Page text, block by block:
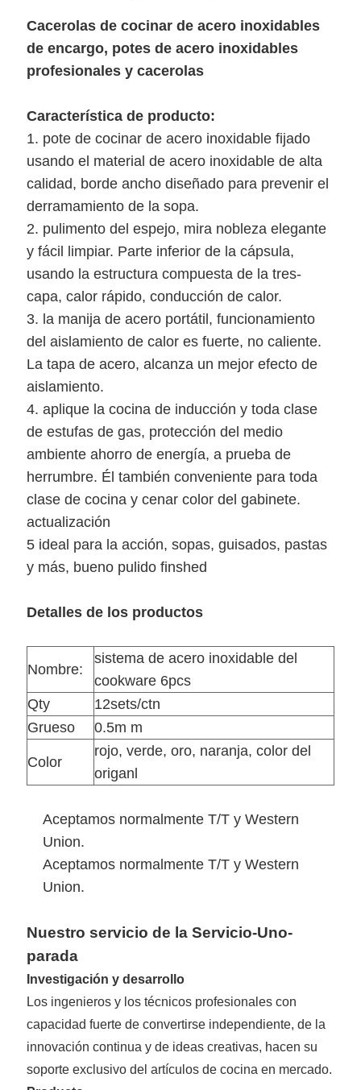
DEL
SITIO
POLÍTICA
DE
PRIVACIDAD
Cacerolas de cocinar de acero inoxidables
de encargo, potes de acero inoxidables
profesionales y cacerolas
Característica de producto:
1. pote de cocinar de acero inoxidable fijado
usando el material de acero inoxidable de alta
calidad, borde ancho diseñado para prevenir el
derramamiento de la sopa.
2. pulimento del espejo, mira nobleza elegante
y fácil limpiar. Parte inferior de la cápsula,
usando la estructura compuesta de la tres-
capa, calor rápido, conducción de calor.
3. la manija de acero portátil, funcionamiento
del aislamiento de calor es fuerte, no caliente.
La tapa de acero, alcanza un mejor efecto de
aislamiento.
4. aplique la cocina de inducción y toda clase
de estufas de gas, protección del medio
ambiente ahorro de energía, a prueba de
herrumbre. Él también conveniente para toda
clase de cocina y cenar color del gabinete.
actualización
5 ideal para la acción, sopas, guisados, pastas
y más, bueno pulido finshed
Detalles de los productos
Nombre:
sistema de acero inoxidable del
cookware 6pcs
Qty
12sets/ctn
Grueso
0.5m m
Color
rojo, verde, oro, naranja, color del
origanl
Aceptamos normalmente T/T y Western
Union.
Aceptamos normalmente T/T y Western
Union.
Nuestro servicio de la Servicio-Uno-
parada
Investigación y desarrollo
Los ingenieros y los técnicos profesionales con
capacidad fuerte de convertirse independiente, de la
innovación continua y de ideas creativas, hacen su
soporte exclusivo del artículos de cocina en mercado.